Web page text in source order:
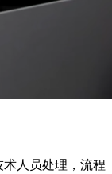
人员处理，流程